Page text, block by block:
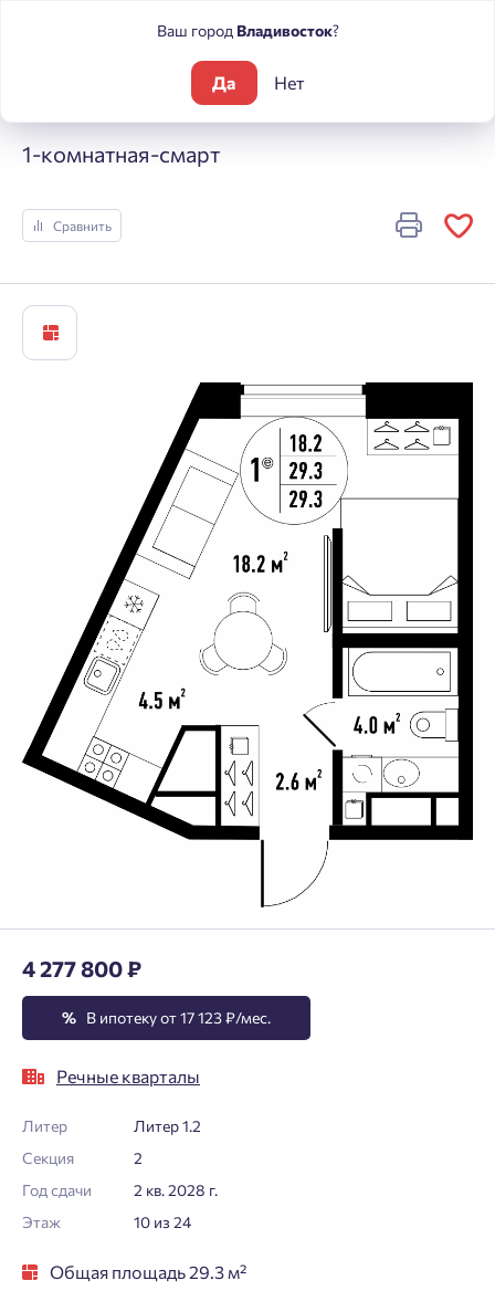
Речные кварталы
1-комнатная-смарт
Сравнить
4 277 800 ₽
% В ипотеку от 17 123 ₽/мес.
Речные кварталы
Литер
Литер 1.2
Секция
2
Год сдачи
2 кв. 2028 г.
Этаж
10 из 24
Общая площадь 29.3 м²
Ваш город Владивосток?
Да Нет